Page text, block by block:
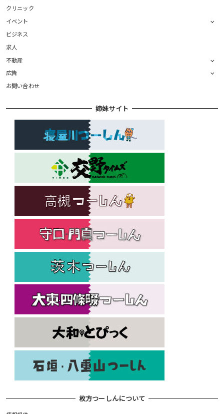
クリニック
イベント
ビジネス
求人
不動産
広告
お問い合わせ
姉妹サイト
枚方つーしんについて